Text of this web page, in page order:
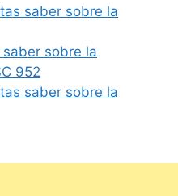
saber sobre la
sobre la
952
saber sobre la